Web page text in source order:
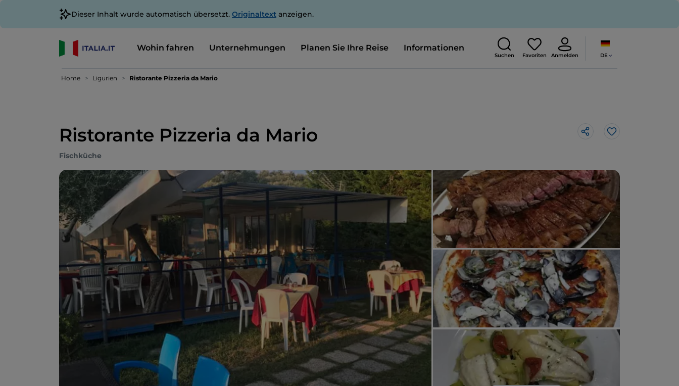
Dieser Inhalt wurde automatisch übersetzt. Originaltext anzeigen.
Wohin fahren Unternehmungen Planen Sie Ihre Reise Informationen
Suchen Favoriten Anmelden DE
Home Ligurien Ristorante Pizzeria da Mario
Ristorante Pizzeria da Mario Like
Fischküche